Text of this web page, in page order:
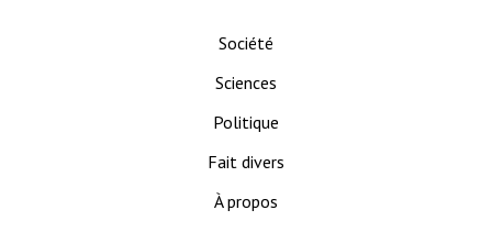
Société
Sciences
Politique
Fait divers
À propos